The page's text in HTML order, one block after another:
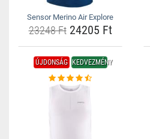
Sensor Merino Air Explore
23248 Ft24205 Ft
ÚJDONSÁG KEDVEZMÉNY